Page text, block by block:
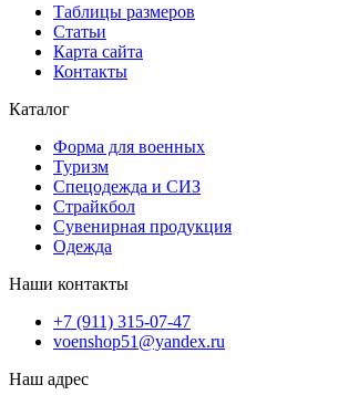
Таблицы размеров
Статьи
Карта сайта
Контакты
Каталог
Форма для военных
Туризм
Спецодежда и СИЗ
Страйкбол
Сувенирная продукция
Одежда
Наши контакты
+7 (911) 315-07-47
voenshop51@yandex.ru
Наш адрес